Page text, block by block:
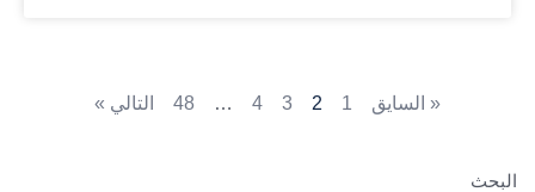
« السايق 1
2
3
4
…
48 التالي »
البحث